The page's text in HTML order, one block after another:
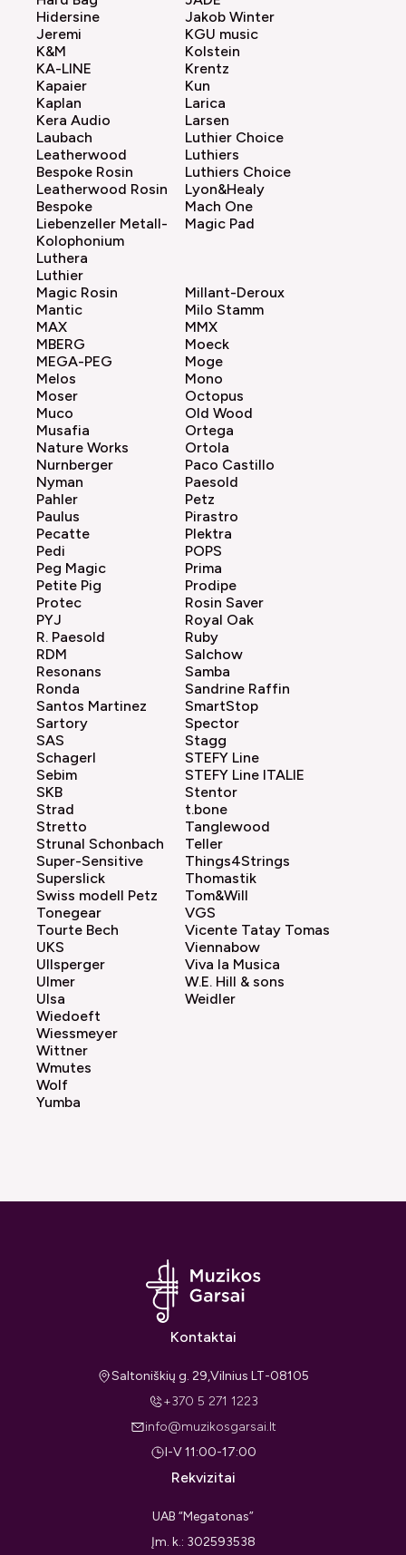
Hidersine
Jakob Winter
Jeremi
K&M
KA-LINE
Kapaier
Kaplan
Kera Audio
KGU music
Kolstein
Krentz
Kun
Larica
Larsen
Laubach
Leatherwood
Bespoke Rosin
Leatherwood Rosin
Bespoke
Liebenzeller Metall-
Kolophonium
Luthera
Luthier
Luthier Choice
Luthiers
Luthiers Choice
Lyon&Healy
Mach One
Magic Pad
Magic Rosin
Mantic
MAX
MBERG
MEGA-PEG
Melos
Millant-Deroux
Milo Stamm
MMX
Moeck
Moge
Mono
Moser
Muco
Musafia
Nature Works
Nurnberger
Nyman
Octopus
Old Wood
Ortega
Ortola
Paco Castillo
Paesold
Pahler
Paulus
Pecatte
Pedi
Peg Magic
Petite Pig
Petz
Pirastro
Plektra
POPS
Prima
Prodipe
Protec
PYJ
R. Paesold
RDM
Resonans
Ronda
Rosin Saver
Royal Oak
Ruby
Salchow
Samba
Sandrine Raffin
Santos Martinez
Sartory
SAS
Schagerl
Sebim
SKB
SmartStop
Spector
Stagg
STEFY Line
STEFY Line ITALIE
Stentor
Strad
Stretto
Strunal Schonbach
Super-Sensitive
Superslick
Swiss modell Petz
t.bone
Tanglewood
Teller
Things4Strings
Thomastik
Tom&Will
Tonegear
Tourte Bech
UKS
Ullsperger
Ulmer
Ulsa
VGS
Vicente Tatay Tomas
Viennabow
Viva la Musica
W.E. Hill & sons
Weidler
Wiedoeft
Wiessmeyer
Wittner
Wmutes
Wolf
Yumba
Kontaktai
Saltoniškių g. 29,Vilnius LT-08105
+370 5 271 1223
info@muzikosgarsai.lt
I-V 11:00-17:00
Rekvizitai
UAB “Megatonas”
Įm. k.: 302593538